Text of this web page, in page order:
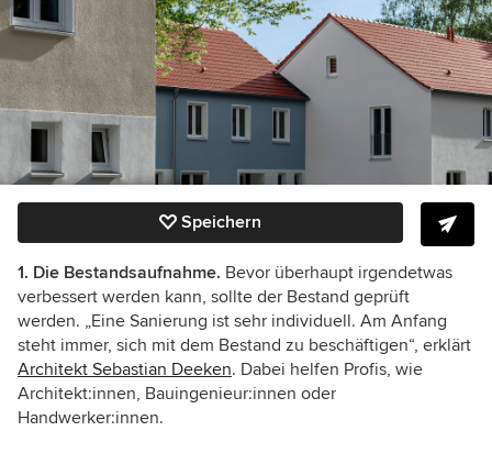
Speichern
1. Die Bestandsaufnahme. Bevor überhaupt irgendetwas
verbessert werden kann, sollte der Bestand geprüft
werden. „Eine Sanierung ist sehr individuell. Am Anfang
steht immer, sich mit dem Bestand zu beschäftigen“, erklärt
Architekt Sebastian Deeken. Dabei helfen Profis, wie
Architekt:innen, Bauingenieur:innen oder
Handwerker:innen.